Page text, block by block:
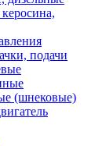
подачи
(шнековые)